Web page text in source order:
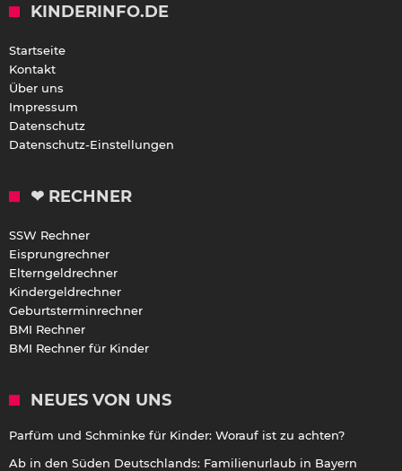
KINDERINFO.DE
Startseite
Kontakt
Über uns
Impressum
Datenschutz
Datenschutz-Einstellungen
❤ RECHNER
SSW Rechner
Eisprungrechner
Elterngeldrechner
Kindergeldrechner
Geburtsterminrechner
BMI Rechner
BMI Rechner für Kinder
NEUES VON UNS
Parfüm und Schminke für Kinder: Worauf ist zu achten?
Ab in den Süden Deutschlands: Familienurlaub in Bayern